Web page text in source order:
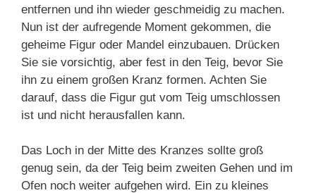
entfernen und ihn wieder geschmeidig zu machen.
Nun ist der aufregende Moment gekommen, die
geheime Figur oder Mandel einzubauen. Drücken
Sie sie vorsichtig, aber fest in den Teig, bevor Sie
ihn zu einem großen Kranz formen. Achten Sie
darauf, dass die Figur gut vom Teig umschlossen
ist und nicht herausfallen kann.
Das Loch in der Mitte des Kranzes sollte groß
genug sein, da der Teig beim zweiten Gehen und im
Ofen noch weiter aufgehen wird. Ein zu kleines